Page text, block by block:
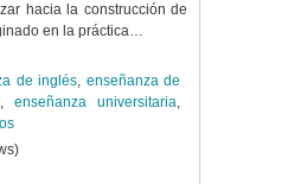
hacia la construcción de
en la práctica…
de inglés, enseñanza de
, enseñanza universitaria,